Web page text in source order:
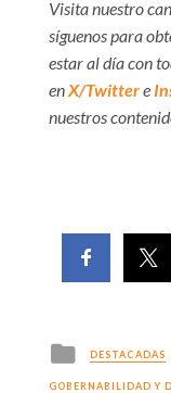
Visita nuestro
síguenos para
estar al día con
en X/Twittere
nuestros
Posted
in
DESTACADAS
GOBERNABILIDAD Y